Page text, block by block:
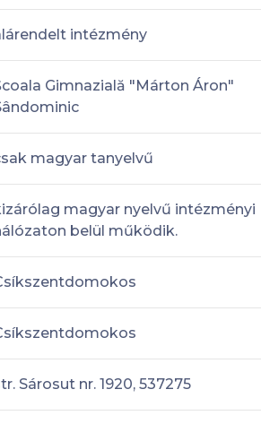
intézmény
Gimnazială "Márton Áron"
magyar tanyelvű
magyar nyelvű intézményi
belül működik.
Sárosut nr. 1920, 537275